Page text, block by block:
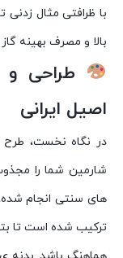
با ظرافتی مثال
بالا و مصرف بهینه
طراحی
اصیل ایرانی
شارمین شما را
های سنتی انجام
ترکیب شده است تا